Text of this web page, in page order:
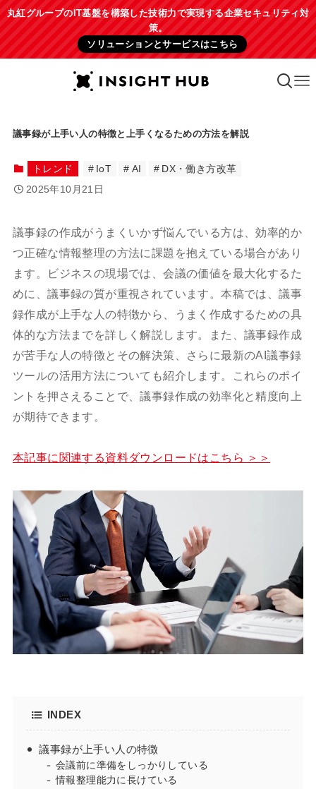
丸紅グループのIT基盤を構築した技術力で実現する企業セキュリティ対
策。
ソリューションとサービスはこちら
議事録が上手い人の特徴と上手くなるための方法を解説
トレンド IoT AI
DX・働き方改革
2025年10月21日
議事録の作成がうまくいかず悩んでいる方は、効率的か
つ正確な情報整理の方法に課題を抱えている場合があり
ます。ビジネスの現場では、会議の価値を最大化するた
めに、議事録の質が重視されています。本稿では、議事
録作成が上手な人の特徴から、うまく作成するための具
体的な方法までを詳しく解説します。また、議事録作成
が苦手な人の特徴とその解決策、さらに最新のAI議事録
ツールの活用方法についても紹介します。これらのポイ
ントを押さえることで、議事録作成の効率化と精度向上
が期待できます。
本記事に関連する資料ダウンロードはこちら ＞＞
INDEX
議事録が上手い人の特徴
会議前に準備をしっかりしている
情報整理能力に長けている